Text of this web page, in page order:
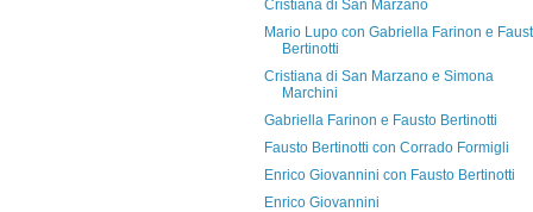
Cristiana di San Marzano
Mario Lupo con Gabriella Farinon e
Bertinotti
Cristiana di San Marzano e Simona
Marchini
Gabriella Farinon e Fausto Bertinotti
Fausto Bertinotti con Corrado Formigli
Enrico Giovannini con Fausto Bertinotti
Enrico Giovannini